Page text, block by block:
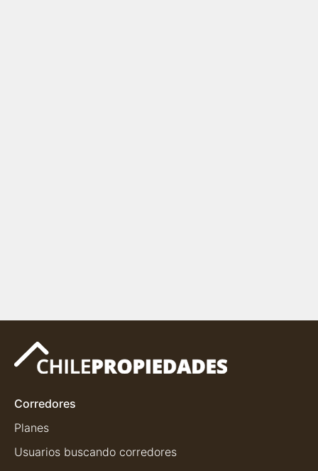
Corredores
Planes
Usuarios buscando corredores